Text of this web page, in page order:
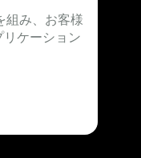
組み、お客様
ケーション